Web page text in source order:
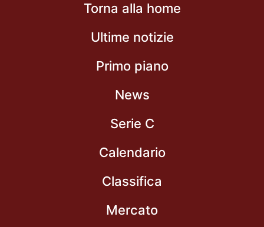
Torna alla home
Ultime notizie
Primo piano
News
Serie C
Calendario
Classifica
Mercato